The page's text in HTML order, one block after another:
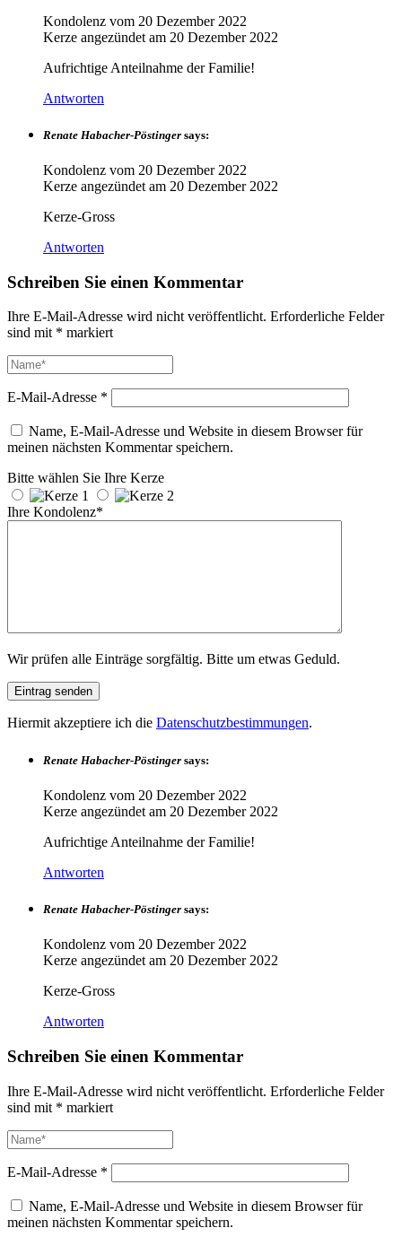
Kondolenz vom 20 Dezember 2022
Kerze angezündet am 20 Dezember 2022
Aufrichtige Anteilnahme der Familie!
Antworten
Renate Habacher-Pöstinger says:
Kondolenz vom 20 Dezember 2022
Kerze angezündet am 20 Dezember 2022
Kerze-Gross
Antworten
Schreiben Sie einen Kommentar
Ihre E-Mail-Adresse wird nicht veröffentlicht. Erforderliche Felder
sind mit * markiert
E-Mail-Adresse *
Name, E-Mail-Adresse und Website in diesem Browser für
meinen nächsten Kommentar speichern.
Bitte wählen Sie Ihre Kerze
Ihre Kondolenz*
Wir prüfen alle Einträge sorgfältig. Bitte um etwas Geduld.
Hiermit akzeptiere ich die Datenschutzbestimmungen.
Renate Habacher-Pöstinger says:
Kondolenz vom 20 Dezember 2022
Kerze angezündet am 20 Dezember 2022
Aufrichtige Anteilnahme der Familie!
Antworten
Renate Habacher-Pöstinger says:
Kondolenz vom 20 Dezember 2022
Kerze angezündet am 20 Dezember 2022
Kerze-Gross
Antworten
Schreiben Sie einen Kommentar
Ihre E-Mail-Adresse wird nicht veröffentlicht. Erforderliche Felder
sind mit * markiert
E-Mail-Adresse *
Name, E-Mail-Adresse und Website in diesem Browser für
meinen nächsten Kommentar speichern.